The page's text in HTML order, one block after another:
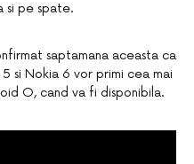
si pe spate.
saptamana aceasta ca
si Nokia 6 vor primi cea mai
O, cand va fi disponibila.